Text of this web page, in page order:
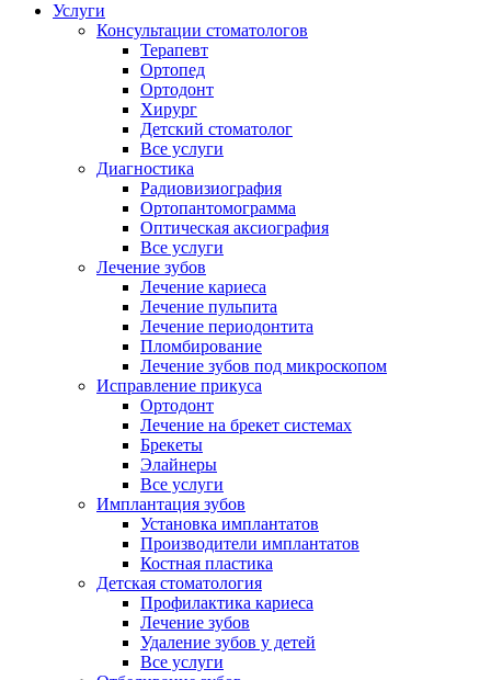
Услуги
Консультации стоматологов
Терапевт
Ортопед
Ортодонт
Хирург
Детский стоматолог
Все услуги
Диагностика
Радиовизиография
Ортопантомограмма
Оптическая аксиография
Все услуги
Лечение зубов
Лечение кариеса
Лечение пульпита
Лечение периодонтита
Пломбирование
Лечение зубов под микроскопом
Исправление прикуса
Ортодонт
Лечение на брекет системах
Брекеты
Элайнеры
Все услуги
Имплантация зубов
Установка имплантатов
Производители имплантатов
Костная пластика
Детская стоматология
Профилактика кариеса
Лечение зубов
Удаление зубов у детей
Все услуги